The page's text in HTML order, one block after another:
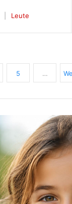
Leute
5 …